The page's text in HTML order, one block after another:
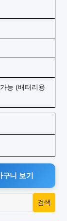
능 (배터리용
구니 보기